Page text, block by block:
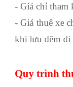
- Giá chỉ tham
- Giá thuê xe
khi lưu đêm đi
Quy trình